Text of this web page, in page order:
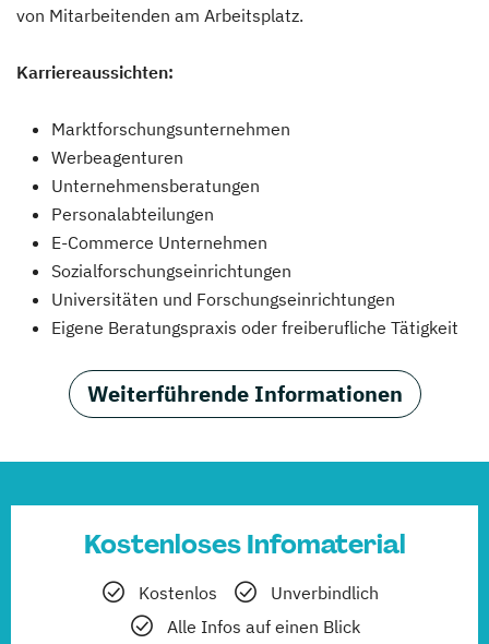
von Mitarbeitenden am Arbeitsplatz.
Karriereaussichten:
Marktforschungsunternehmen
Werbeagenturen
Unternehmensberatungen
Personalabteilungen
E-Commerce Unternehmen
Sozialforschungseinrichtungen
Universitäten und Forschungseinrichtungen
Eigene Beratungspraxis oder freiberufliche Tätigkeit
Weiterführende Informationen
Kostenloses Infomaterial
Kostenlos
Unverbindlich
Alle Infos auf einen Blick